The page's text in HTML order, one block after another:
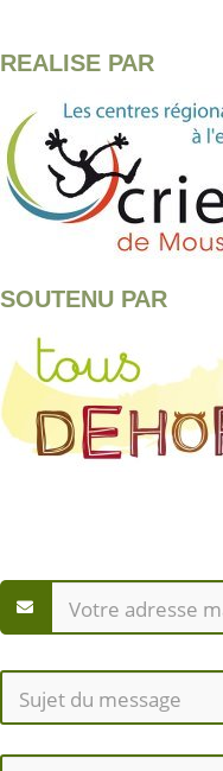
REALISE PAR
SOUTENU PAR